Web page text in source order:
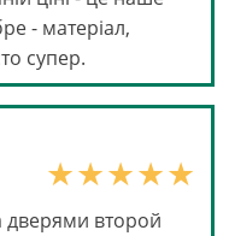
- матеріал,
супер.
второй